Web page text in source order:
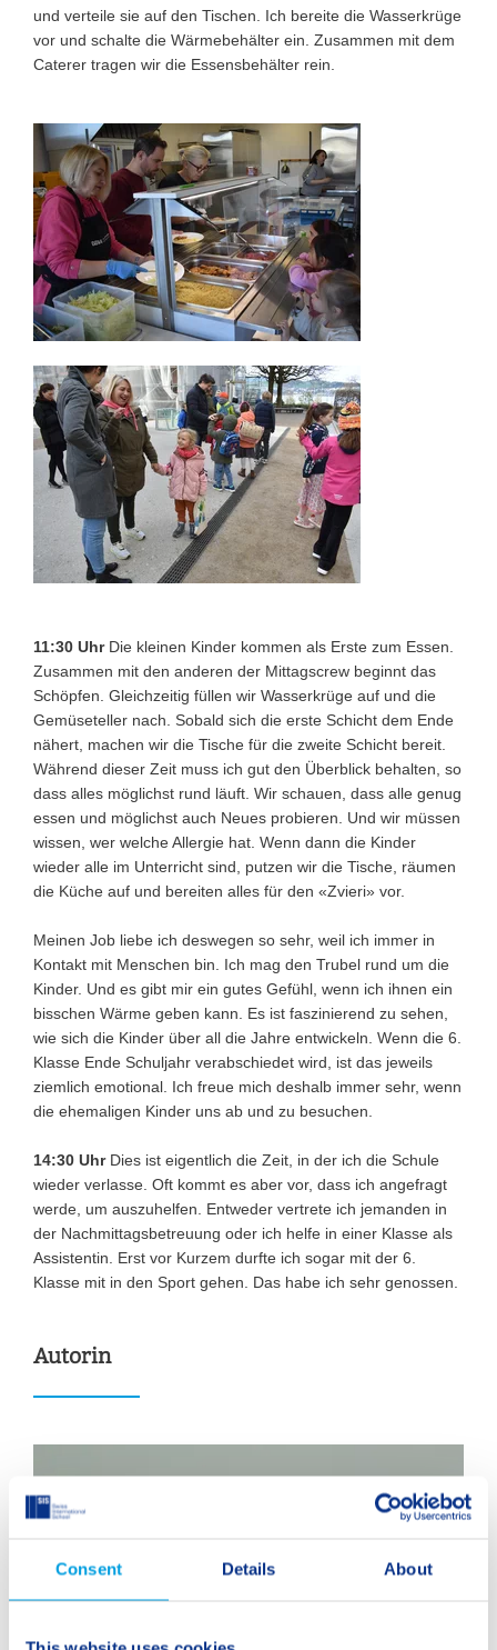
Consent Details About
und verteile sie auf den Tischen. Ich bereite die Wasserkrüge
vor und schalte die Wärmebehälter ein. Zusammen mit dem
Caterer tragen wir die Essensbehälter rein.
11:30 UhrDie kleinen Kinder kommen als Erste zum Essen.
Zusammen mit den anderen der Mittagscrew beginnt das
Schöpfen. Gleichzeitig füllen wir Wasserkrüge auf und die
Gemüseteller nach. Sobald sich die erste Schicht dem Ende
nähert, machen wir die Tische für die zweite Schicht bereit.
Während dieser Zeit muss ich gut den Überblick behalten, so
dass alles möglichst rund läuft. Wir schauen, dass alle genug
essen und möglichst auch Neues probieren. Und wir müssen
wissen, wer welche Allergie hat. Wenn dann die Kinder
wieder alle im Unterricht sind, putzen wir die Tische, räumen
die Küche auf und bereiten alles für den «Zvieri» vor.
Meinen Job liebe ich deswegen so sehr, weil ich immer in
Kontakt mit Menschen bin. Ich mag den Trubel rund um die
Kinder. Und es gibt mir ein gutes Gefühl, wenn ich ihnen ein
bisschen Wärme geben kann. Es ist faszinierend zu sehen,
wie sich die Kinder über all die Jahre entwickeln. Wenn die 6.
Klasse Ende Schuljahr verabschiedet wird, ist das jeweils
ziemlich emotional. Ich freue mich deshalb immer sehr, wenn
die ehemaligen Kinder uns ab und zu besuchen.
14:30 UhrDies ist eigentlich die Zeit, in der ich die Schule
wieder verlasse. Oft kommt es aber vor, dass ich angefragt
werde, um auszuhelfen. Entweder vertrete ich jemanden in
der Nachmittagsbetreuung oder ich helfe in einer Klasse als
Assistentin. Erst vor Kurzem durfte ich sogar mit der 6.
Klasse mit in den Sport gehen. Das habe ich sehr genossen.
Autorin